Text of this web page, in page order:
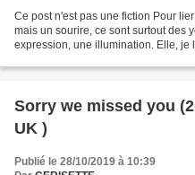
Ce post n'est pas une fiction Pour
mais un sourire, ce sont surtout des
expression, une illumination. Elle, je
Sorry we missed you (2019 film de Ken
UK )
Publié le 28/10/2019 à 10:39